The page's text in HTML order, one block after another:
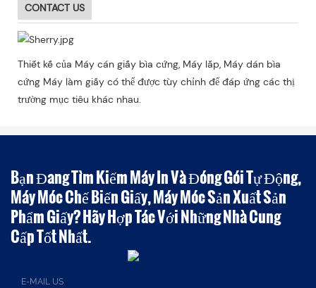
CONTACT US
Thiết kế của Máy cán giấy bìa cứng, Máy lắp, Máy dán bìa
cứng Máy làm giấy có thể được tùy chỉnh để đáp ứng các thị
trường mục tiêu khác nhau.
Bạn Đang Tìm Kiếm Máy In Và Đóng Gói Tự Động,
Máy Móc Chế Biến Giấy, Máy Móc Sản Xuất Sản
Phẩm Giấy? Hãy Hợp Tác Với Những Nhà Cung
Cấp Tốt Nhất.
E-MAIL US